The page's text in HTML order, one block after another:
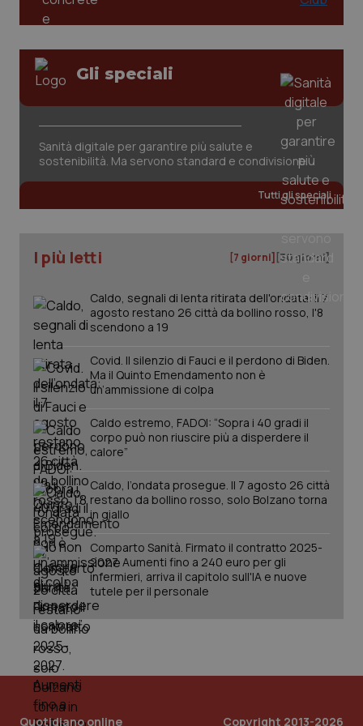
Salute orale & impianti
Sangue & coagulazione
Tiroide
Tumore al seno
Tumore ovarico
Tumori gastrointestinali
Ulcera & Reflusso
Vaccini
Gli speciali
Sanità digitale per garantire più salute e
sostenibilità. Ma servono standard e condivisione
Tutti gli speciali
I più letti [7 giorni] [30 giorni]
Caldo, segnali di lenta ritirata dell'ondata: il 7
agosto restano 26 città da bollino rosso, l'8
scendono a 19
Covid. Il silenzio di Fauci e il perdono di Biden.
Ma il Quinto Emendamento non è
un’ammissione di colpa
Caldo estremo, FADOI: “Sopra i 40 gradi il
corpo può non riuscire più a disperdere il
calore”
Caldo, l’ondata prosegue. Il 7 agosto 26 città
restano da bollino rosso, solo Bolzano torna
in giallo
Comparto Sanità. Firmato il contratto 2025-
2027. Aumenti fino a 240 euro per gli
infermieri, arriva il capitolo sull'IA e nuove
tutele per il personale
Quotidiano online Copyright 2013-2026
.youtube.com
CookieScriptConsent
CookieScript
www.quotidianosanita.it
tracking-sites-ironfish-
tracking-enable
www.quotidianosanita.it
tracking-sites-ironfish-
session-id
_ga